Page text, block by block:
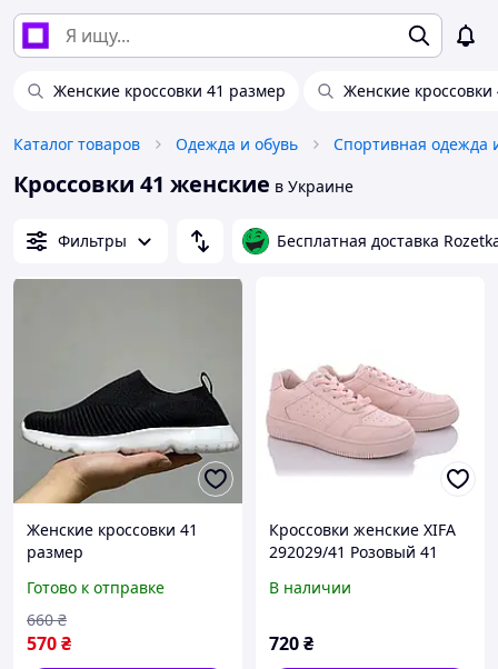
Женские кроссовки 41 размер Женские кроссовки
Каталог товаров Одежда и обувь Спортивная одежда
Кроссовки 41 женские в Украине
Фильтры Бесплатная доставка
Женские кроссовки 41
размер
Готово к отправке
570₴
660 ₴
Кроссовки женские XIFA
292029/41 Розовый 41
В наличии
720₴